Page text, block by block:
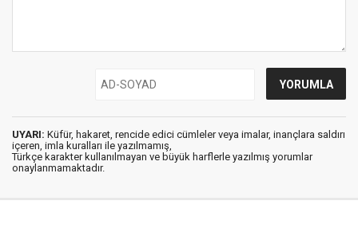
UYARI: Küfür, hakaret, rencide edici cümleler veya imalar, inançlara saldırı
içeren, imla kuralları ile yazılmamış,
Türkçe karakter kullanılmayan ve büyük harflerle yazılmış yorumlar
onaylanmamaktadır.